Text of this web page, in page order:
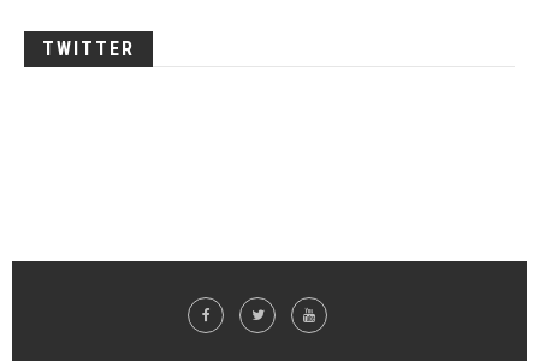
TWITTER